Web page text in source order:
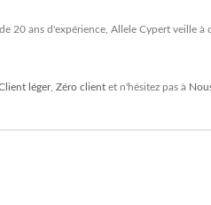
ans d'expérience, Allele Cypert veille à
léger, Zéro client et n'hésitez pas à